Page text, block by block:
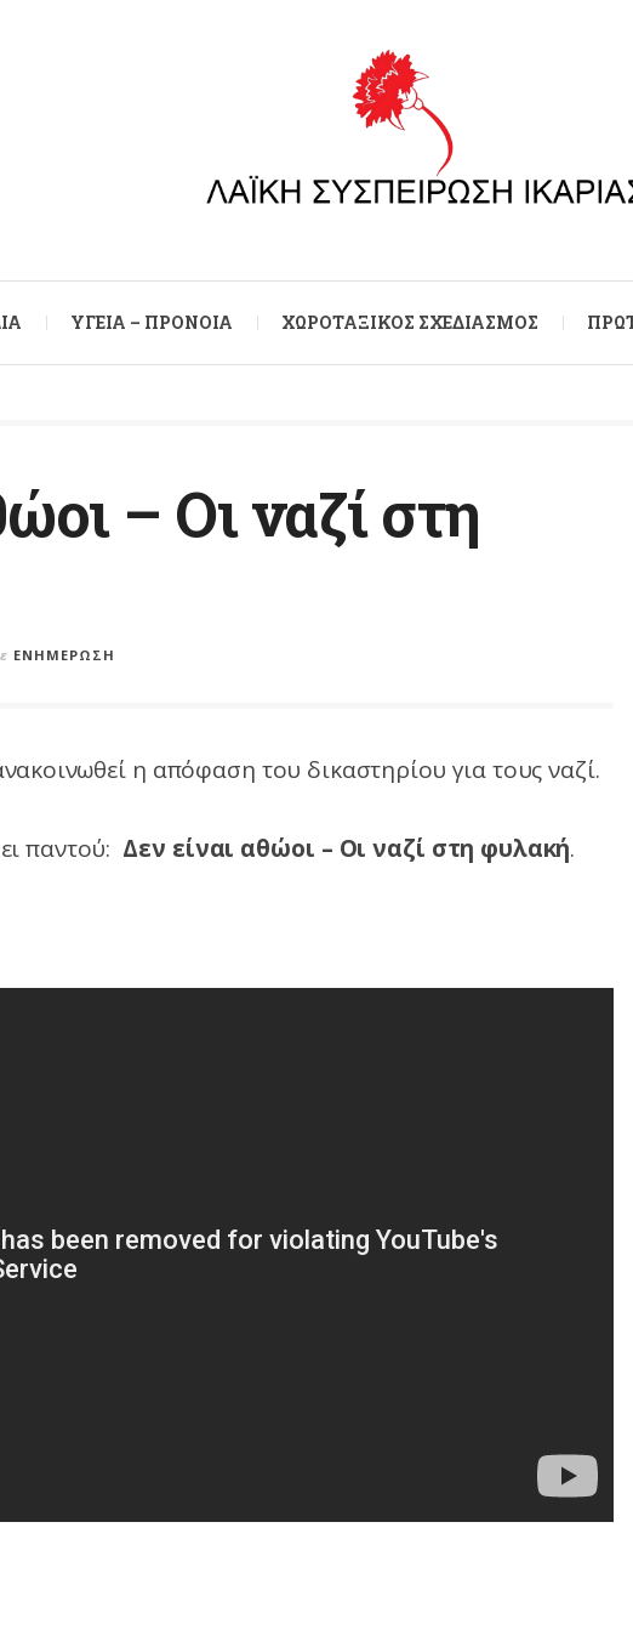
ΥΓΕΊΑ – ΠΡΌΝΟΙΑ ΧΩΡΟΤΑΞΙΚΌΣ ΣΧΕΔΙΑΣΜΌΣ
– Οι ναζί στη
ΕΝΗΜΈΡΩΣΗ
η απόφαση του δικαστηρίου για τους ναζί.
παντού: Δεν είναι αθώοι – Οι ναζί στη φυλακή.